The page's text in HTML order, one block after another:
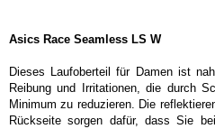
Asics Race Seamless LS W
Dieses Laufoberteil für Damen ist
Reibung und Irritationen, die durch
Minimum zu reduzieren. Die
Rückseite sorgen dafür, dass Sie